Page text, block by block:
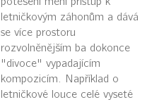
letničkovým záhonům a dává
se více prostoru
rozvolněnějším ba dokonce
"divoce" vypadajícím
kompozicím. Například o
letničkové louce celé vyseté